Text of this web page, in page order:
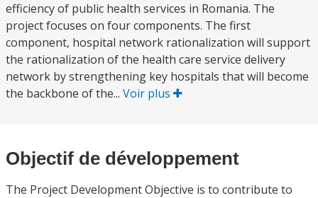
efficiency of public health services in Romania. The
project focuses on four components. The first
component, hospital network rationalization will support
the rationalization of the health care service delivery
network by strengthening key hospitals that will become
the backbone of the... Voir plus
Objectif de développement
The Project Development Objective is to contribute to